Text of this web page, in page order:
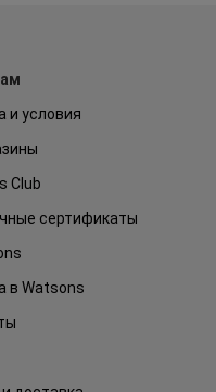
и условия
Club
сертификаты
в Watsons